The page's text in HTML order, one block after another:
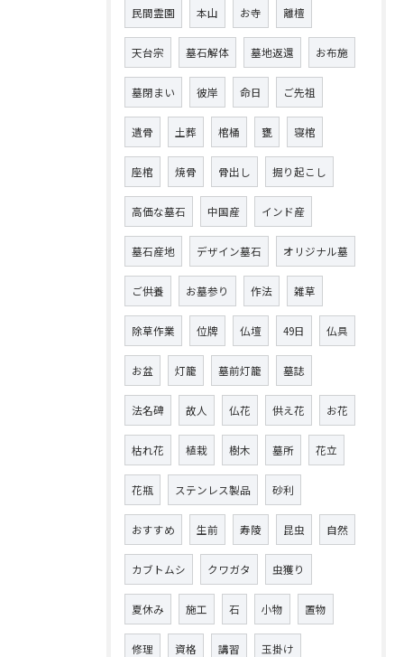
民間霊園 本山 お寺 離檀
天台宗 墓石解体 墓地返還 お布施
墓閉まい 彼岸 命日 ご先祖
遺骨 土葬 棺桶 甕 寝棺
座棺 焼骨 骨出し 掘り起こし
高価な墓石 中国産 インド産
墓石産地 デザイン墓石 オリジナル墓
ご供養 お墓参り 作法 雑草
除草作業 位牌 仏壇 49日 仏具
お盆 灯籠 墓前灯籠 墓誌
法名碑 故人 仏花 供え花 お花
枯れ花 植栽 樹木 墓所 花立
花瓶 ステンレス製品 砂利
おすすめ 生前 寿陵 昆虫 自然
カブトムシ クワガタ 虫獲り
夏休み 施工 石 小物 置物
修理 資格 講習 玉掛け